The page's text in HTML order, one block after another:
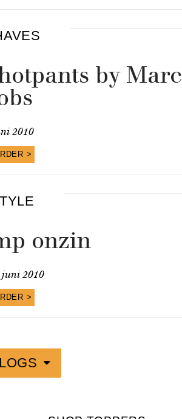
by Marc
2010
>
onzin
juni 2010
>